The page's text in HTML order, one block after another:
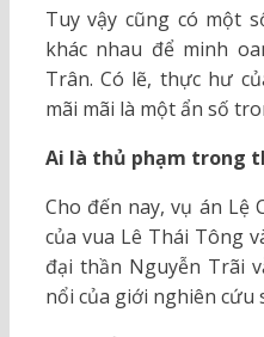
Tuy vậy cũng có một
khác nhau để minh
Trân. Có lẽ, thực hư
mãi mãi là một ẩn số
Ai là thủ phạm trong
Cho đến nay, vụ án Lệ
của vua Lê Thái Tông
đại thần Nguyễn Trãi
nổi của giới nghiên cứu